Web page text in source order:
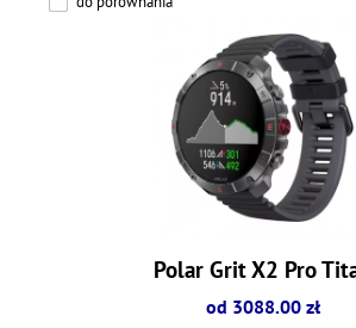
Polar Grit X2 Pro
od 3088.00 zł